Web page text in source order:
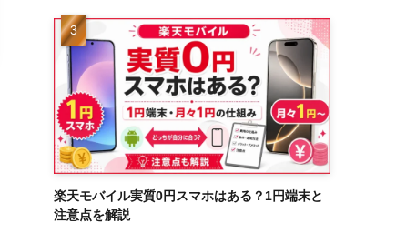
楽天モバイル実質0円スマホはある？1円端末と
注意点を解説